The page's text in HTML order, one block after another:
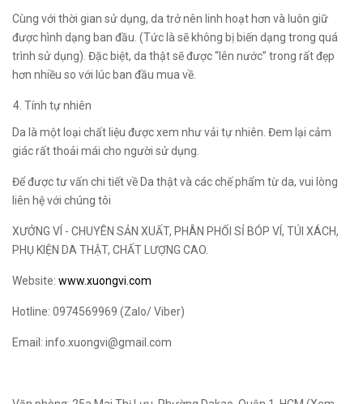
Cùng với thời gian sử dụng, da trở nên linh hoạt hơn và luôn giữ
được hình dạng ban đầu. (Tức là sẽ không bị biến dạng trong quá
trình sử dụng). Đặc biệt, da thật sẽ được “lên nước” trong rất đẹp
hơn nhiều so với lúc ban đầu mua về.
Tính tự nhiên
Da là một loại chất liệu được xem như vải tự nhiên. Đem lại cảm
giác rất thoải mái cho người sử dụng.
Để được tư vấn chi tiết về Da thật và các chế phẩm từ da, vui lòng
liên hệ với chúng tôi
XƯỞNG VÍ - CHUYÊN SẢN XUẤT, PHÂN PHỐI SỈ BÓP VÍ, TÚI XÁCH,
PHỤ KIỆN DA THẬT, CHẤT LƯỢNG CAO.
Website: www.xuongvi.com
Hotline: 0974569969 (Zalo/ Viber)
Email: info.xuongvi@gmail.com